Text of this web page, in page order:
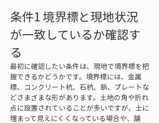
条件1 境界標と現地状況
が一致しているか確認す
る
最初に確認したい条件は、現地で境界標を把
握できるかどうかです。境界標には、金属
標、コンクリート杭、石杭、鋲、プレートな
どさまざまな形があります。土地の角や折れ
点に設置されていることが多いですが、土に
埋まって見えにくくなっている場合や、舗